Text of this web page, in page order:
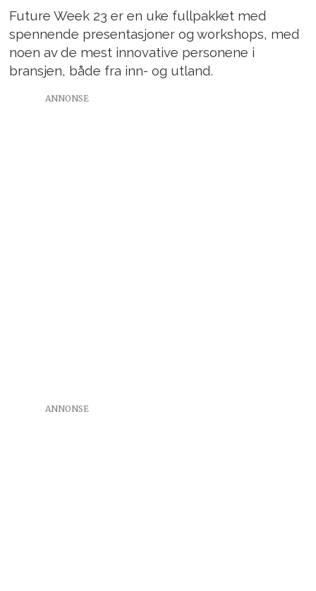
Future Week 23 er en uke fullpakket med
spennende presentasjoner og workshops, med
noen av de mest innovative personene i
bransjen, både fra inn- og utland.
ANNONSE
ANNONSE